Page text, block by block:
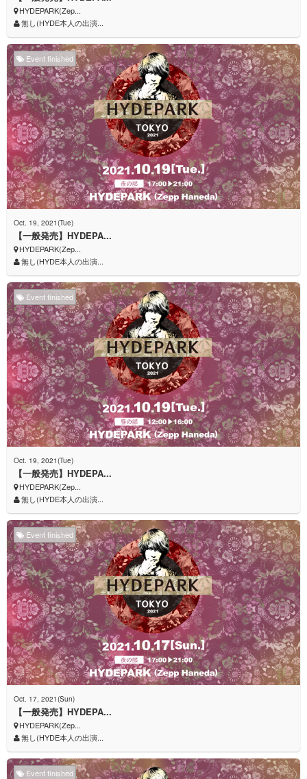
HYDEPARK(Zep...
無し(HYDE本人の出演...
Event finished
Oct. 19, 2021(Tue)
【一般発売】HYDEPA...
HYDEPARK(Zep...
無し(HYDE本人の出演...
Event finished
Oct. 19, 2021(Tue)
【一般発売】HYDEPA...
HYDEPARK(Zep...
無し(HYDE本人の出演...
Event finished
Oct. 17, 2021(Sun)
【一般発売】HYDEPA...
HYDEPARK(Zep...
無し(HYDE本人の出演...
Event finished